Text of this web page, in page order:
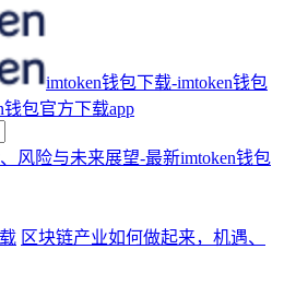
imtoken钱包下载-imtoken钱包
包官方下载app
风险与未来展望-最新imtoken钱包
区块链产业如何做起来，机遇、